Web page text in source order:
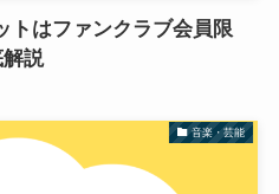
トはファンクラブ会員限
説
音楽・芸能